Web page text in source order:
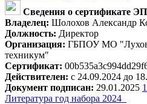
Сведения о сертификате ЭП
Владелец: Шолохов Александр
Должность: Директор
Организация: ГБПОУ МО
техникум"
Сертификат:
Действителен: с 24.09.2024 до
Документ подписан: 29.01.2025
Литература год набора 2024_